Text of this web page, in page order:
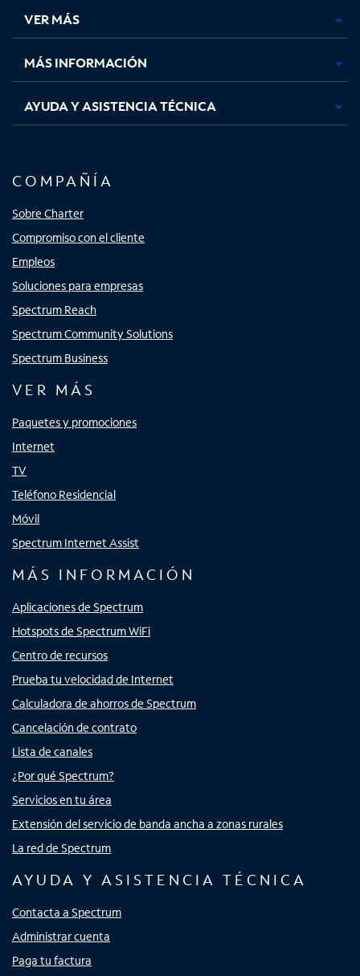
pestaña
nueva
pestaña
nueva
pestaña
nuevanueva
VER MÁS
MÁS INFORMACIÓN
AYUDA Y ASISTENCIA TÉCNICA
COMPAÑÍA
Sobre Charter
Compromiso con el cliente
Empleos
Soluciones para empresas
Spectrum Reach
Spectrum Community Solutions
Spectrum Business
VER MÁS
Paquetes y promociones
Internet
TV
Teléfono Residencial
Móvil
Spectrum Internet Assist
MÁS INFORMACIÓN
Aplicaciones de Spectrum
Hotspots de Spectrum WiFi
Centro de recursos
Prueba tu velocidad de Internet
Calculadora de ahorros de Spectrum
Cancelación de contrato
Lista de canales
¿Por qué Spectrum?
Servicios en tu área
Extensión del servicio de banda ancha a zonas rurales
La red de Spectrum
AYUDA Y ASISTENCIA TÉCNICA
Contacta a Spectrum
Administrar cuenta
Paga tu factura